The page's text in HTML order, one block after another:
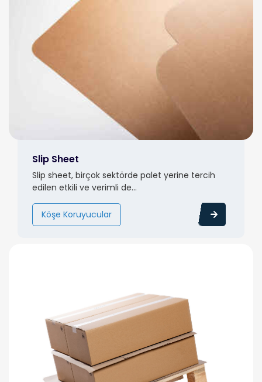
Slip Sheet
Slip sheet, birçok sektörde palet yerine tercih
edilen etkili ve verimli de...
Köşe Koruyucular